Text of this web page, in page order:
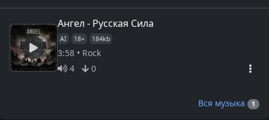
Ангел - Русская Сила
AI 18+ 184kb
3:58 • Rock
4
0
Вся музыка 1